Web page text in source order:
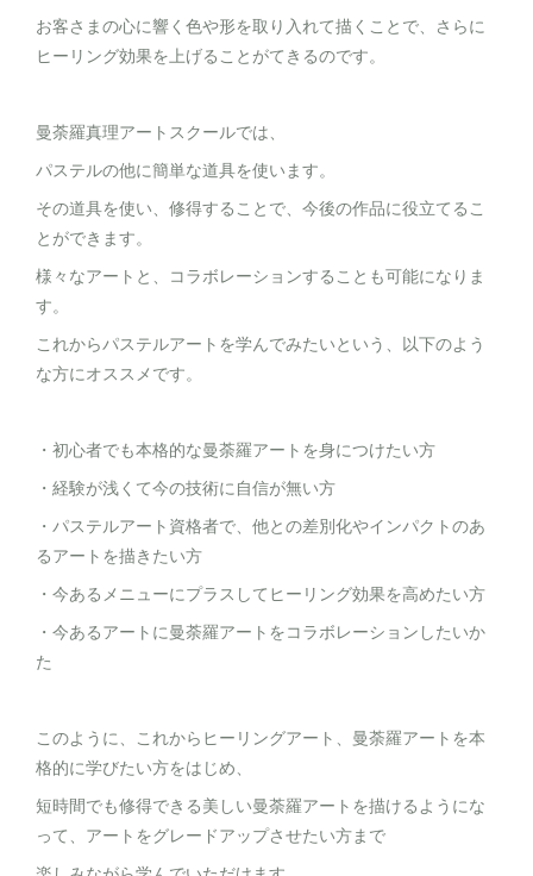
お客さまの心に響く色や形を取り入れて描くことで、さらに
ヒーリング効果を上げることがてきるのです。
曼荼羅真理アートスクールでは、
パステルの他に簡単な道具を使います。
その道具を使い、修得することで、今後の作品に役立てるこ
とができます。
様々なアートと、コラボレーションすることも可能になりま
す。
これからパステルアートを学んでみたいという、以下のよう
な方にオススメです。
・初心者でも本格的な曼荼羅アートを身につけたい方
・経験が浅くて今の技術に自信が無い方
・パステルアート資格者で、他との差別化やインパクトのあ
るアートを描きたい方
・今あるメニューにプラスしてヒーリング効果を高めたい方
・今あるアートに曼荼羅アートをコラボレーションしたいか
た
このように、これからヒーリングアート、曼荼羅アートを本
格的に学びたい方をはじめ、
短時間でも修得できる美しい曼荼羅アートを描けるようにな
って、アートをグレードアップさせたい方まで